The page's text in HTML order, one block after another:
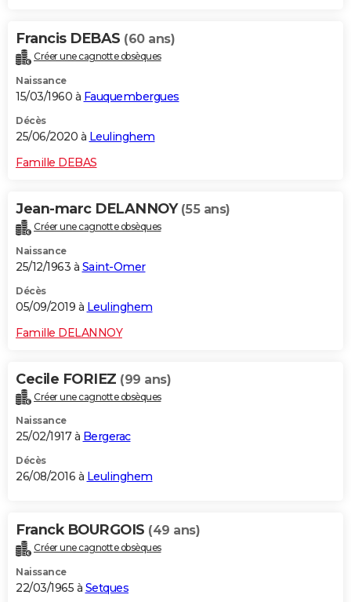
Francis DEBAS (60 ans)
Créer une cagnotte obsèques
Naissance
15/03/1960 à Fauquembergues
Décès
25/06/2020 à Leulinghem
Famille DEBAS
Jean-marc DELANNOY (55 ans)
Créer une cagnotte obsèques
Naissance
25/12/1963 à Saint-Omer
Décès
05/09/2019 à Leulinghem
Famille DELANNOY
Cecile FORIEZ (99 ans)
Créer une cagnotte obsèques
Naissance
25/02/1917 à Bergerac
Décès
26/08/2016 à Leulinghem
Franck BOURGOIS (49 ans)
Créer une cagnotte obsèques
Naissance
22/03/1965 à Setques